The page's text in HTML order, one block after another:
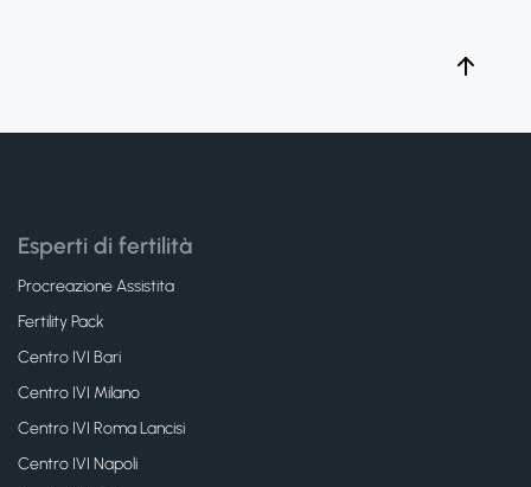
Esperti di fertilità
Procreazione Assistita
Fertility Pack
Centro IVI Bari
Centro IVI Milano
Centro IVI Roma Lancisi
Centro IVI Napoli